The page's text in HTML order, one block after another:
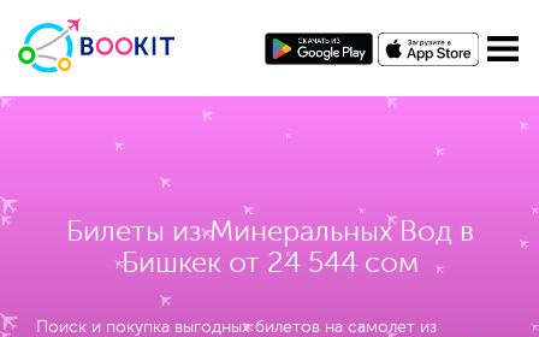
Билеты из Минеральных Вод в
Бишкек от 24 544 сом
Поиск и покупка выгодных билетов на самолет из